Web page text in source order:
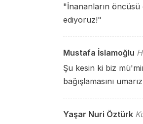
"İnananların öncüsü
ediyoruz!"
Mustafa İslamoğlu
Şu kesin ki biz
bağışlamasını
Yaşar Nuri Öztürk